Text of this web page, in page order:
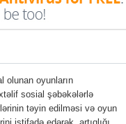
olunan oyunların
sosial şəbəkələrlə
təyin edilməsi və oyun